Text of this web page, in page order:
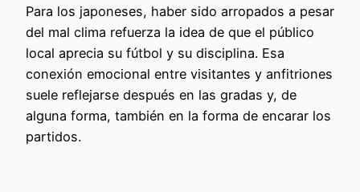
Para los japoneses, haber sido arropados a pesar
del mal clima refuerza la idea de que el público
local aprecia su fútbol y su disciplina. Esa
conexión emocional entre visitantes y anfitriones
suele reflejarse después en las gradas y, de
alguna forma, también en la forma de encarar los
partidos.